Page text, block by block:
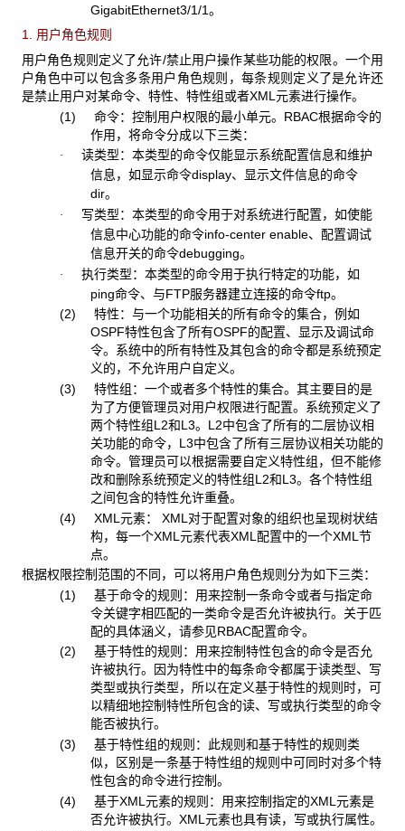
GigabitEthernet3/1/1。
1. 用户角色规则
用户角色规则定义了允许/禁止用户操作某些功能的权限。一个用
户角色中可以包含多条用户角色规则，每条规则定义了是允许还
是禁止用户对某命令、特性、特性组或者XML元素进行操作。
(1) 命令：控制用户权限的最小单元。 RBAC根据命令的
作用，将命令分成以下三类：
· 读类型：本类型的命令仅能显示系统配置信息和维护
信息，如显示命令display、显示文件信息的命令
dir。
· 写类型：本类型的命令用于对系统进行配置，如使能
信息中心功能的命令info-center enable、配置调试
信息开关的命令debugging。
· 执行类型： 本类型的命令用于执行特定的功能，如
ping命令、与FTP服务器建立连接的命令ftp。
(2) 特性：与一个功能相关的所有命令的集合，例如
OSPF特性包含了所有OSPF的配置、显示及调试命
令。系统中的所有特性及其包含的命令都是系统预定
义的，不允许用户自定义。
(3) 特性组：一个或者多个特性的集合。其主要目的是
为了方便管理员对用户权限进行配置。系统预定义了
两个特性组L2和L3。L2中包含了所有的二层协议相
关功能的命令，L3中包含了所有三层协议相关功能的
命令。管理员可以根据需要自定义特性组，但不能修
改和删除系统预定义的特性组L2和L3。各个特性组
之间包含的特性允许重叠。
(4) XML 元素： XML对于配置对象的组织也呈现树状结
构，每一个XML元素代表XML配置中的一个XML节
点。
根据权限控制范围的不同，可以将用户角色规则分为如下三类：
(1) 基于命令的规则：用来控制一条命令或者与指定命
令关键字相匹配的一类命令是否允许被执行。关于匹
配的具体涵义，请参见RBAC配置命令。
(2) 基于特性的规则：用来控制特性包含的命令是否允
许被执行。因为特性中的每条命令都属于读类型、写
类型或执行类型，所以在定义基于特性的规则时，可
以精细地控制特性所包含的读、写或执行类型的命令
能否被执行。
(3) 基于特性组的规则：此规则和基于特性的规则类
似，区别是一条基于特性组的规则中可同时对多个特
性包含的命令进行控制。
(4) 基于XML元素的规则：用来控制指定的XML元素是
否允许被执行。XML元素也具有读，写或执行属性。